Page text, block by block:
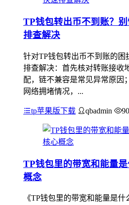
TP钱包转出币不到账？
排查解决
针对TP钱包转出币不到账的
排查解决：首先核对转账接收
配，链不兼容是常见异常原因
网络拥堵情况，...
tp苹果版下载 qbadmin
TP钱包里的带宽和能量
概念
《TP钱包里的带宽和能量是什